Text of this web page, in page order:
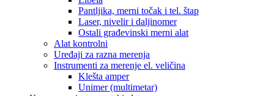
Pantljika, merni točak i tel. štap
Laser, nivelir i daljinomer
Ostali građevinski merni alat
Alat kontrolni
Uređaji za razna merenja
Instrumenti za merenje el. veličina
Klešta amper
Unimer (multimetar)